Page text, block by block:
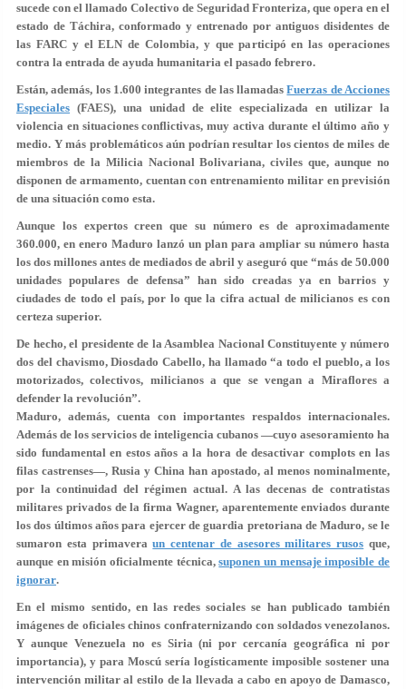
sucede con el llamado Colectivo de Seguridad Fronteriza, que opera en el
estado de Táchira, conformado y entrenado por antiguos disidentes de
las FARC y el ELN de Colombia, y que participó en las operaciones
contra la entrada de ayuda humanitaria el pasado febrero.
Están, además, los 1.600 integrantes de las llamadasFuerzas de Acciones
Especiales (FAES),una unidad de elite especializada en utilizar la
violencia en situaciones conflictivas, muy activa durante el último año y
medio. Y más problemáticos aún podrían resultar los cientos de miles de
miembros de la Milicia Nacional Bolivariana, civiles que, aunque no
disponen de armamento, cuentan con entrenamiento militar en previsión
de una situación como esta.
Aunque los expertos creen que su número es de aproximadamente
360.000, en enero Maduro lanzó un plan para ampliar su número hasta
los dos millones antes de mediados de abril y aseguró que “más de 50.000
unidades populares de defensa” han sido creadas ya en barrios y
ciudades de todo el país, por lo que la cifra actual de milicianos es con
certeza superior.
De hecho, el presidente de la Asamblea Nacional Constituyente y número
dos del chavismo,Diosdado Cabello, ha llamado “a todo el pueblo, a los
motorizados, colectivos, milicianos a que se vengan a Miraflores a
defender la revolución”.
Maduro, además, cuenta con importantes respaldos internacionales.
Además de los servicios de inteligencia cubanos —cuyo asesoramiento ha
sido fundamental en estos años a la hora de desactivar complots en las
filas castrenses—, Rusia y China han apostado, al menos nominalmente,
por la continuidad del régimen actual. A las decenas de contratistas
militares privados de la firma Wagner, aparentemente enviados durante
los dos últimos años para ejercer de guardia pretoriana de Maduro, se le
sumaron esta primaveraun centenar de asesores militares rusos que,
aunque en misión oficialmente técnica,suponen un mensaje imposible de
ignorar.
En el mismo sentido, en las redes sociales se han publicado también
imágenes de oficiales chinos confraternizando con soldados venezolanos.
Y aunque Venezuela no es Siria (ni por cercanía geográfica ni por
importancia), y para Moscú sería logísticamente imposible sostener una
intervención militar al estilo de la llevada a cabo en apoyo de Damasco,